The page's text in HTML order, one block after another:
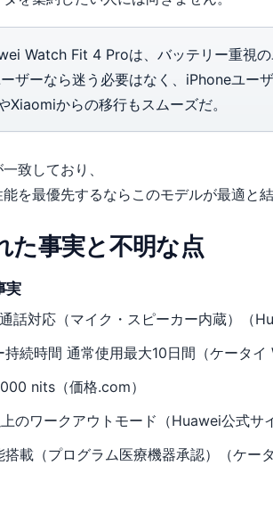
Watch Fit 4 Proは、バッテリー重視
ザーなら迷う必要はなく、iPhoneユー
Xiaomiからの移行もスムーズだ。
致しており、
を最優先するならこのモデルが最適と
た事実と不明な点
実
話対応（マイク・スピーカー内蔵）（
持続時間 通常使用最大10日間（ケータイ
nits（価格.com）
のワークアウトモード（Huawei公式サ
搭載（プログラム医療機器承認）（ケー